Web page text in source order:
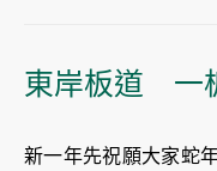
東岸板道 一
新一年先祝願大家蛇